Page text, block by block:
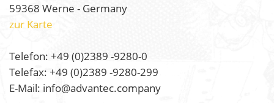
59368 Werne - Germany
zur Karte
Telefon: +49 (0)2389 -9280-0
Telefax: +49 (0)2389 -9280-299
E-Mail: info@advantec.company